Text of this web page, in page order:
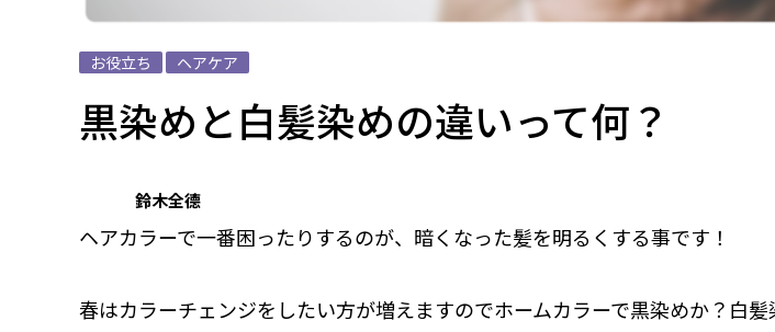
お役立ち ヘアケア
黒染めと白髪染めの違いって何？
鈴木全德
ヘアカラーで一番困ったりするのが、暗くなった髪を明るくする事です！
春はカラーチェンジをしたい方が増えますのでホームカラーで黒染めか？白